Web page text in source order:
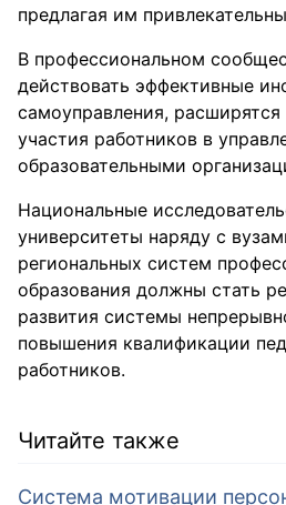
предлагая им
В профессиональном
действовать эффективные
самоуправления,
участия работников в
образовательными
Национальные
университеты наряду с
региональных систем
образования должны стать
развития системы
повышения квалификации
работников.
Читайте также
Система мотивации